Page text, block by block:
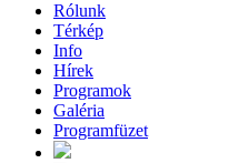
Rólunk
Térkép
Info
Hírek
Programok
Galéria
Programfüzet